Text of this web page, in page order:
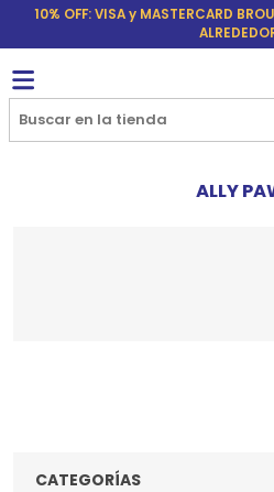
10% OFF: VISA y MASTERCARD
ALLY
CATEGORÍAS